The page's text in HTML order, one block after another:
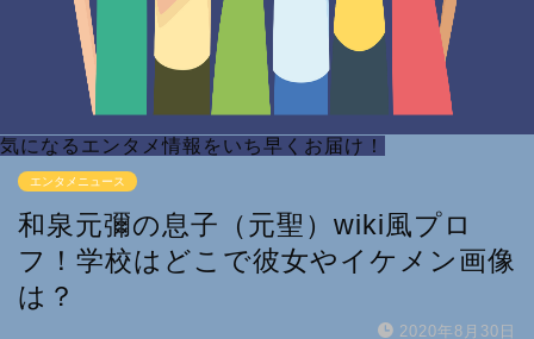
気になるエンタメ情報をいち早くお届け！
エンタメニュース
和泉元彌の息子（元聖）wiki風プロ
フ！学校はどこで彼女やイケメン画像
は？
2020年8月30日